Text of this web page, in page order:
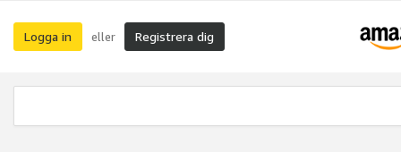
Logga in eller Registrera dig